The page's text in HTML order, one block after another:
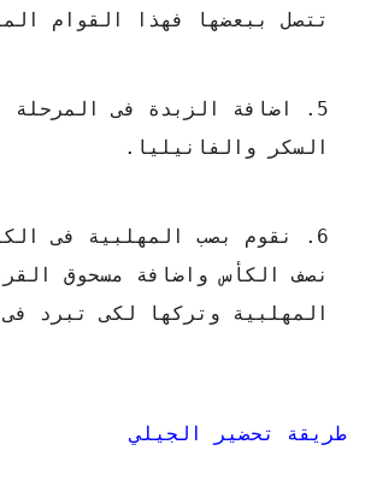
تتصل ببعضها فهذا القوام
اضافة الزبدة فى المرحلة
السكر والفانيليا.
نقوم بصب المهلبية فى
نصف الكأس واضافة مسحوق
المهلبية وتركها لكى تبرد فى
طريقة تحضير الجيلي